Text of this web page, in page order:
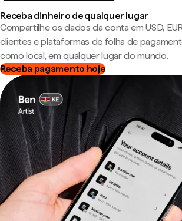
Receba dinheiro de qualquer lugar
Compartilhe os dados da conta em USD,
clientes e plataformas de folha de
como local, em qualquer lugar do mundo.
Receba pagamento hoje